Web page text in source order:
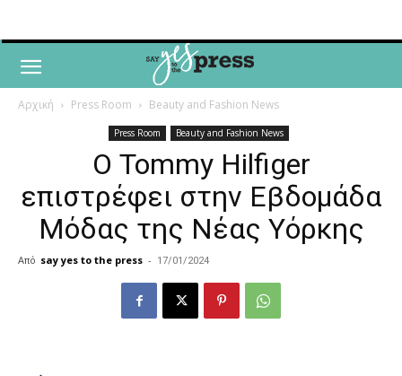
Αρχική Press Room Beauty and Fashion News
Press Room Beauty and Fashion News
Ο Tommy Hilfiger
επιστρέφει στην Εβδομάδα
Μόδας της Νέας Υόρκης
Από say yes to the press - 17/01/2024